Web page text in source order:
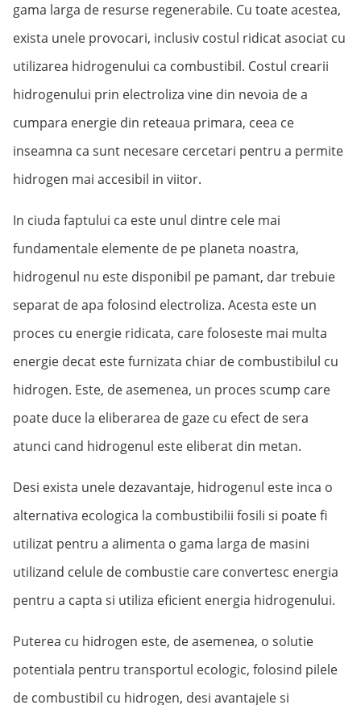
gama larga de resurse regenerabile. Cu toate acestea,
exista unele provocari, inclusiv costul ridicat asociat cu
utilizarea hidrogenului ca combustibil. Costul crearii
hidrogenului prin electroliza vine din nevoia de a
cumpara energie din reteaua primara, ceea ce
inseamna ca sunt necesare cercetari pentru a permite
hidrogen mai accesibil in viitor.
In ciuda faptului ca este unul dintre cele mai
fundamentale elemente de pe planeta noastra,
hidrogenul nu este disponibil pe pamant, dar trebuie
separat de apa folosind electroliza. Acesta este un
proces cu energie ridicata, care foloseste mai multa
energie decat este furnizata chiar de combustibilul cu
hidrogen. Este, de asemenea, un proces scump care
poate duce la eliberarea de gaze cu efect de sera
atunci cand hidrogenul este eliberat din metan.
Desi exista unele dezavantaje, hidrogenul este inca o
alternativa ecologica la combustibilii fosili si poate fi
utilizat pentru a alimenta o gama larga de masini
utilizand celule de combustie care convertesc energia
pentru a capta si utiliza eficient energia hidrogenului.
Puterea cu hidrogen este, de asemenea, o solutie
potentiala pentru transportul ecologic, folosind pilele
de combustibil cu hidrogen, desi avantajele si